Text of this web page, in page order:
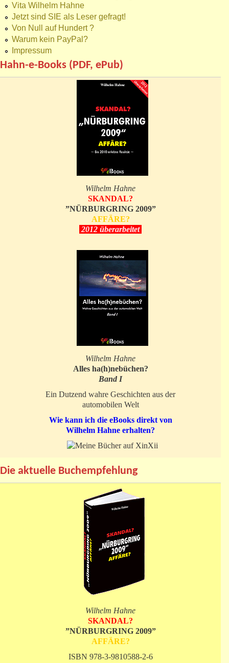
Vita Wilhelm Hahne
Jetzt sind SIE als Leser gefragt!
Von Null auf Hundert ?
Warum kein PayPal?
Impressum
Hahn-e-Books (PDF, ePub)
Wilhelm Hahne
SKANDAL?
”NÜRBURGRING 2009”
AFFÄRE?
2012 überarbeitet
Wilhelm Hahne
Alles ha(h)nebüchen?
Band I
Ein Dutzend wahre Geschichten aus der
automobilen Welt
Wie kann ich die eBooks direkt von
Wilhelm Hahne erhalten?
Die aktuelle Buchempfehlung
Wilhelm Hahne
SKANDAL?
”NÜRBURGRING 2009”
AFFÄRE?
ISBN 978-3-9810588-2-6